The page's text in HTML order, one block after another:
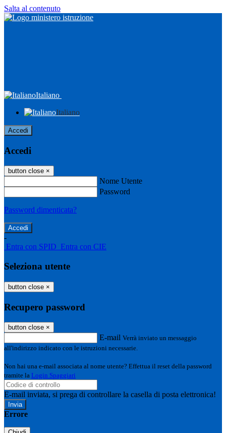
Salta al contenuto
Italiano
Italiano
Accedi
Accedi
button close ×
Nome Utente
Password
Password dimenticata?
-
Entra con SPID Entra con CIE
Seleziona utente
button close ×
Recupero password
button close ×
E-mail Verrà inviato un messaggio
all'indirizzo indicato con le istruzioni necessarie.
Non hai una e-mail associata al nome utente? Effettua il reset della password
tramite la Login Spaggiari
E-mail inviata, si prega di controllare la casella di posta elettronica!
Errore